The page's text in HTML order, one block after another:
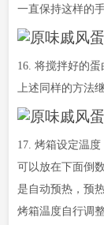
一直保持这样的
16. 将搅拌好的
上述同样的方法
17. 烤箱设定温
可以放在下面倒
是自动预热，预
烤箱温度自行调整